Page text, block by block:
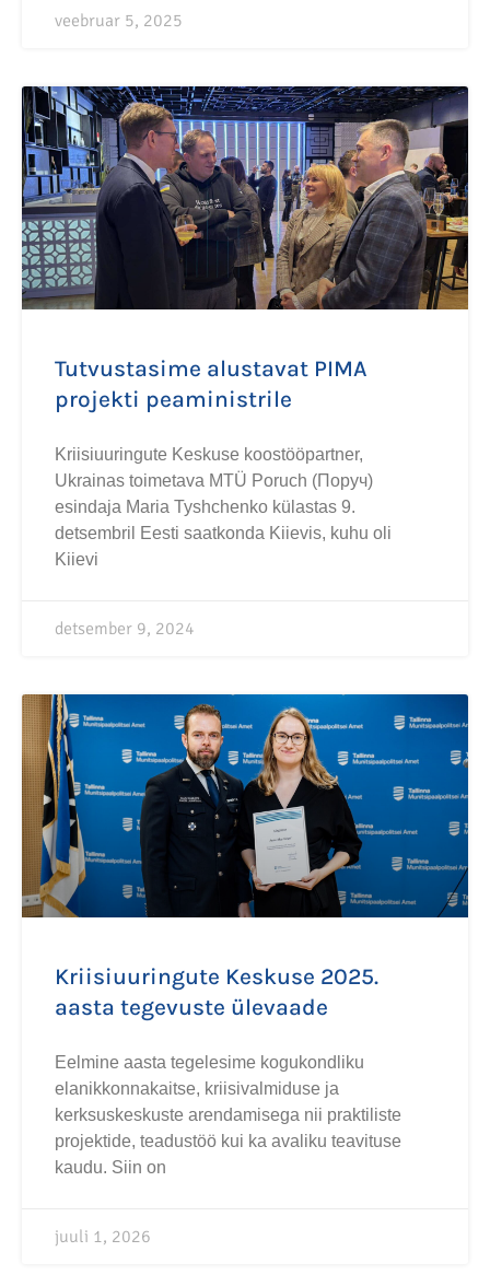
veebruar 5, 2025
Tutvustasime alustavat PIMA
projekti peaministrile
Kriisiuuringute Keskuse koostööpartner,
Ukrainas toimetava MTÜ Poruch (Поруч)
esindaja Maria Tyshchenko külastas 9.
detsembril Eesti saatkonda Kiievis, kuhu oli
Kiievi
detsember 9, 2024
Kriisiuuringute Keskuse 2025.
aasta tegevuste ülevaade
Eelmine aasta tegelesime kogukondliku
elanikkonnakaitse, kriisivalmiduse ja
kerksuskeskuste arendamisega nii praktiliste
projektide, teadustöö kui ka avaliku teavituse
kaudu. Siin on
juuli 1, 2026